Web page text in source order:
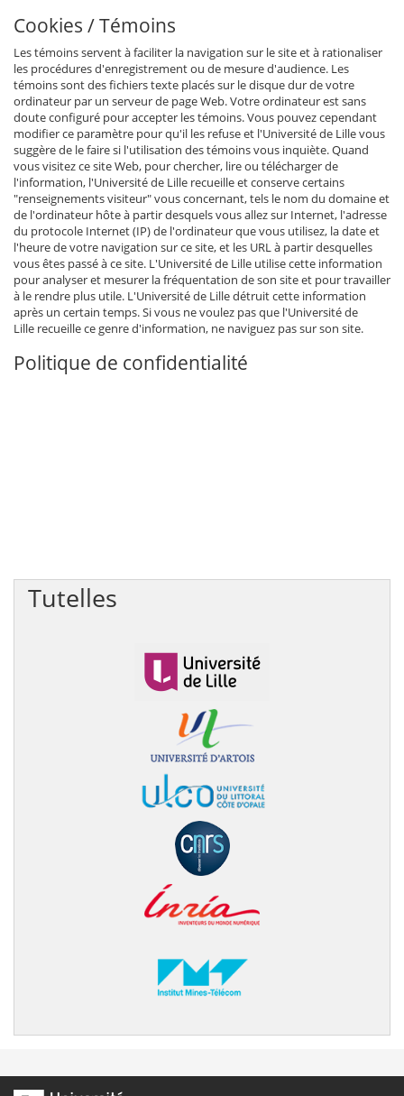
Cookies / Témoins
Les témoins servent à faciliter la navigation sur le site et à rationaliser
les procédures d'enregistrement ou de mesure d'audience. Les
témoins sont des fichiers texte placés sur le disque dur de votre
ordinateur par un serveur de page Web. Votre ordinateur est sans
doute configuré pour accepter les témoins. Vous pouvez cependant
modifier ce paramètre pour qu'il les refuse et l'Université de Lille vous
suggère de le faire si l'utilisation des témoins vous inquiète. Quand
vous visitez ce site Web, pour chercher, lire ou télécharger de
l'information, l'Université de Lille recueille et conserve certains
"renseignements visiteur" vous concernant, tels le nom du domaine et
de l'ordinateur hôte à partir desquels vous allez sur Internet, l'adresse
du protocole Internet (IP) de l'ordinateur que vous utilisez, la date et
l'heure de votre navigation sur ce site, et les URL à partir desquelles
vous êtes passé à ce site. L'Université de Lille utilise cette information
pour analyser et mesurer la fréquentation de son site et pour travailler
à le rendre plus utile. L'Université de Lille détruit cette information
après un certain temps. Si vous ne voulez pas que l'Université de
Lille recueille ce genre d'information, ne naviguez pas sur son site.
Politique de confidentialité
Tutelles